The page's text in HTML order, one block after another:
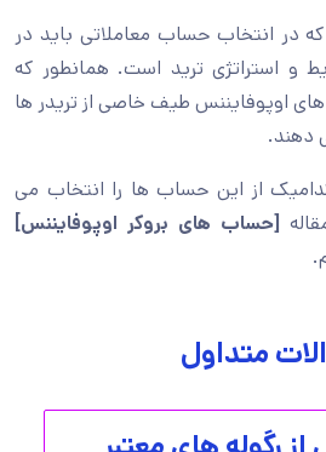
در انتخاب حساب معاملاتی باید در
و استراتژی ترید است. همانطور که
اوپوفایننس طیف خاصی از تریدر ها
دهند.
از این حساب ها را انتخاب می
[حساب های بروکر اوپوفایننس]
متداول